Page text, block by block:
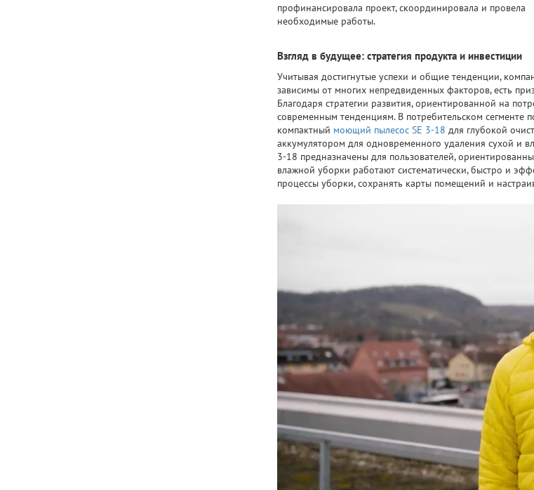
профинансировала проект, скоординировала и провела
необходимые работы.
Взгляд в будущее: стратегия продукта и инвестиции
Учитывая достигнутые успехи и общие тенденции,
зависимы от многих непредвиденных факторов, есть
Благодаря стратегии развития, ориентированной на
современным тенденциям. В потребительском сегменте
компактный моющий пылесос SE 3-18 для глубокой
аккумулятором для одновременного удаления сухой и
3-18 предназначены для пользователей,
влажной уборки работают систематически, быстро и
процессы уборки, сохранять карты помещений и